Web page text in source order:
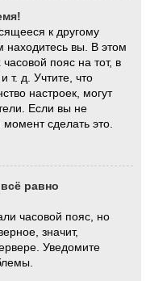
к другому
находитесь вы. В этом
пояс на тот, в
т. д. Учтите, что
настроек, могут
Если вы не
сделать это.
равно
часовой пояс, но
значит,
Уведомите